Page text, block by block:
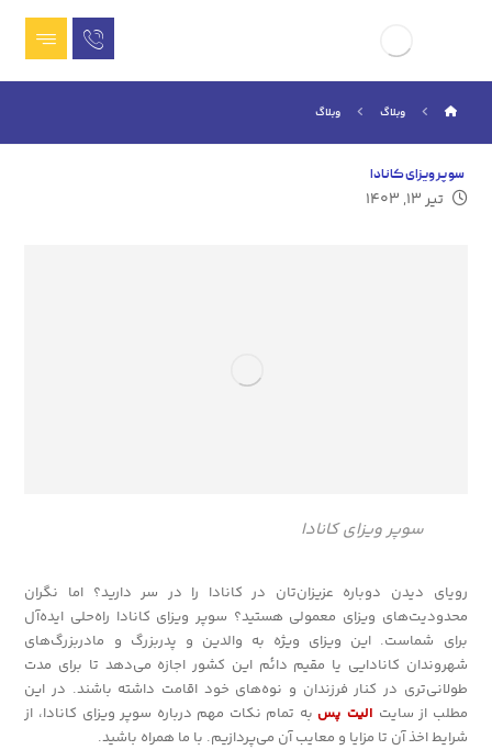
وبلاگ وبلاگ
سوپر ویزای کانادا
تیر ۱۳, ۱۴۰۳
سوپر ویزای کانادا
رویای دیدن دوباره عزیزان‌تان در کانادا را در سر دارید؟ اما نگران
محدودیت‌های ویزای معمولی هستید؟ سوپر ویزای کانادا راه‌حلی ایده‌آل
برای شماست. این ویزای ویژه به والدین و پدربزرگ و مادربزرگ‌های
شهروندان کانادایی یا مقیم دائم این کشور اجازه می‌دهد تا برای مدت
طولانی‌تری در کنار فرزندان و نوه‌های خود اقامت داشته باشند. در این
مطلب از سایت الیت پسبه تمام نکات مهم درباره سوپر ویزای کانادا، از
شرایط اخذ آن تا مزایا و معایب آن می‌پردازیم. با ما همراه باشید.